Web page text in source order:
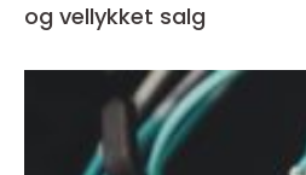
og vellykket salg